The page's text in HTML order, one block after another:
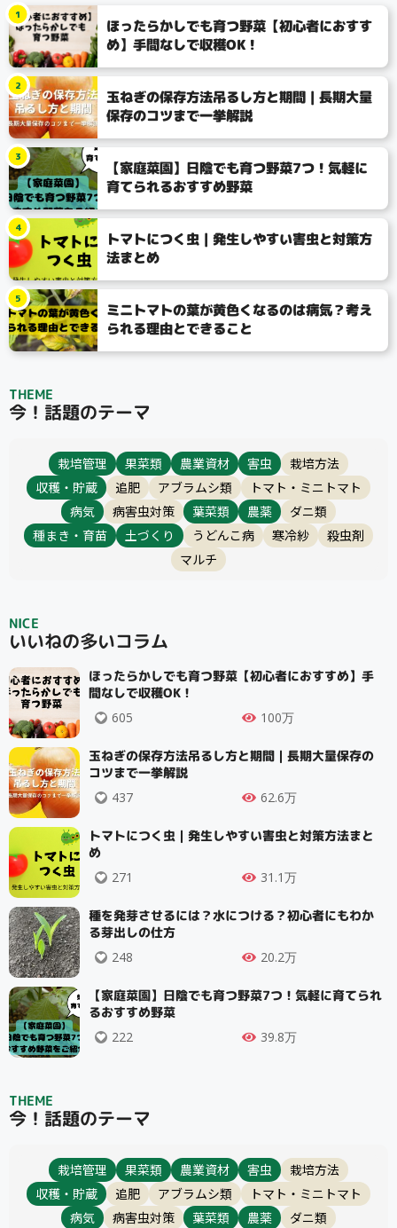
ほったらかしでも育つ野菜【初心者におすす
め】手間なしで収穫OK！
1
玉ねぎの保存方法吊るし方と期間｜長期大量
保存のコツまで一挙解説
2
【家庭菜園】日陰でも育つ野菜7つ！気軽に
育てられるおすすめ野菜
3
トマトにつく虫｜発生しやすい害虫と対策方
法まとめ
4
ミニトマトの葉が黄色くなるのは病気？考え
られる理由とできること
5
THEME
今！話題のテーマ
栽培管理 果菜類 農業資材 害虫
栽培方法
収穫・貯蔵
追肥 アブラムシ類
トマト・ミニトマト
病気
病害虫対策 葉菜類 農薬
ダニ類
種まき・育苗
土づくり うどんこ病 寒冷紗
殺虫剤
マルチ
NICE
いいねの多いコラム
ほったらかしでも育つ野菜【初心者におすすめ】手
間なしで収穫OK！
605 100万
玉ねぎの保存方法吊るし方と期間｜長期大量保存の
コツまで一挙解説
437 62.6万
トマトにつく虫｜発生しやすい害虫と対策方法まと
め
271 31.1万
種を発芽させるには？水につける？初心者にもわか
る芽出しの仕方
248 20.2万
【家庭菜園】日陰でも育つ野菜7つ！気軽に育てられ
るおすすめ野菜
222 39.8万
THEME
今！話題のテーマ
栽培管理 果菜類 農業資材 害虫
栽培方法
収穫・貯蔵
追肥 アブラムシ類
トマト・ミニトマト
病気
病害虫対策 葉菜類 農薬
ダニ類